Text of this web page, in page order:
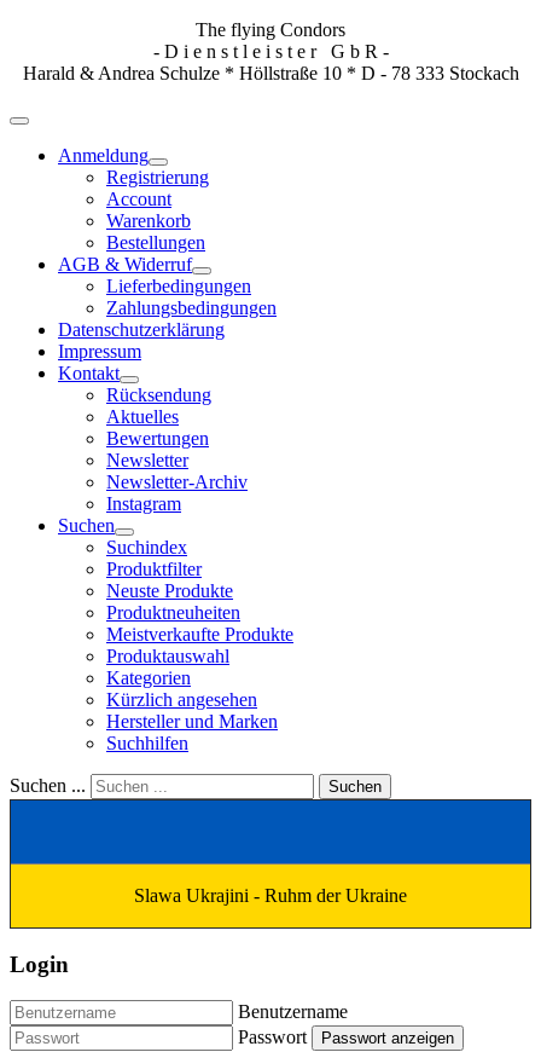
The flying Condors
- D i e n s t l e i s t e r G b R -
Harald & Andrea Schulze * Höllstraße 10 * D - 78 333 Stockach
Anmeldung
Registrierung
Account
Warenkorb
Bestellungen
AGB & Widerruf
Lieferbedingungen
Zahlungsbedingungen
Datenschutzerklärung
Impressum
Kontakt
Rücksendung
Aktuelles
Bewertungen
Newsletter
Newsletter-Archiv
Instagram
Suchen
Suchindex
Produktfilter
Neuste Produkte
Produktneuheiten
Meistverkaufte Produkte
Produktauswahl
Kategorien
Kürzlich angesehen
Hersteller und Marken
Suchhilfen
Suchen ... Suchen
Slawa Ukrajini - Ruhm der Ukraine
Login
Benutzername
Passwort
Passwort anzeigen